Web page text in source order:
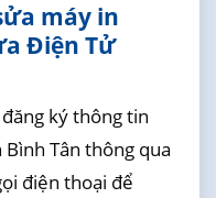
máy in
Điện Tử
ký thông tin
Tân thông qua
điện thoại để